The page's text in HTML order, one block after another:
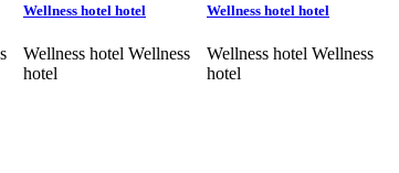
Wellness hotel hotel
Wellness hotel Wellness
hotel
Wellness hotel hotel
Wellness hotel Wellness
hotel